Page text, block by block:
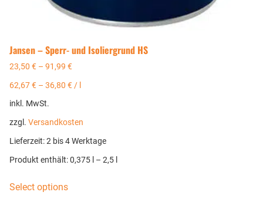
Jansen – Sperr- und Isoliergrund HS
23,50 € – 91,99 €
62,67€ – 36,80 € / l
inkl. MwSt.
zzgl. Versandkosten
Lieferzeit:2 bis 4 Werktage
Produkt enthält: 0,375 – 2,5
Select options